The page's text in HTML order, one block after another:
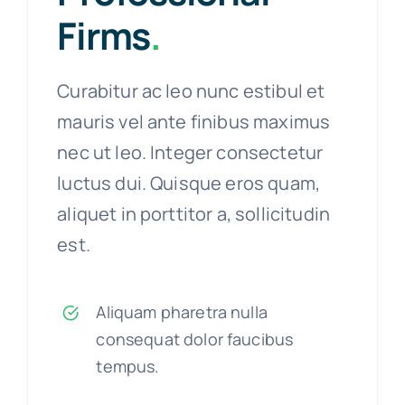
Firms.
Curabitur ac leo nunc estibul et
mauris vel ante finibus maximus
nec ut leo. Integer consectetur
luctus dui. Quisque eros quam,
aliquet in porttitor a, sollicitudin
est.
Aliquam pharetra nulla
consequat dolor faucibus
tempus.